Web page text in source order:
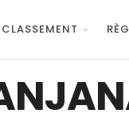
CLASSEMENT